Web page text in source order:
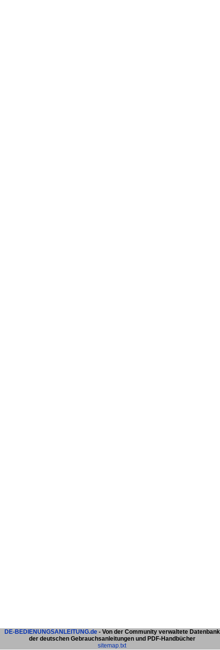
DE-BEDIENUNGSANLEITUNG.de- Von der Community verwaltete Datenbank
der deutschen Gebrauchsanleitungen und PDF-Handbücher
sitemap.txt